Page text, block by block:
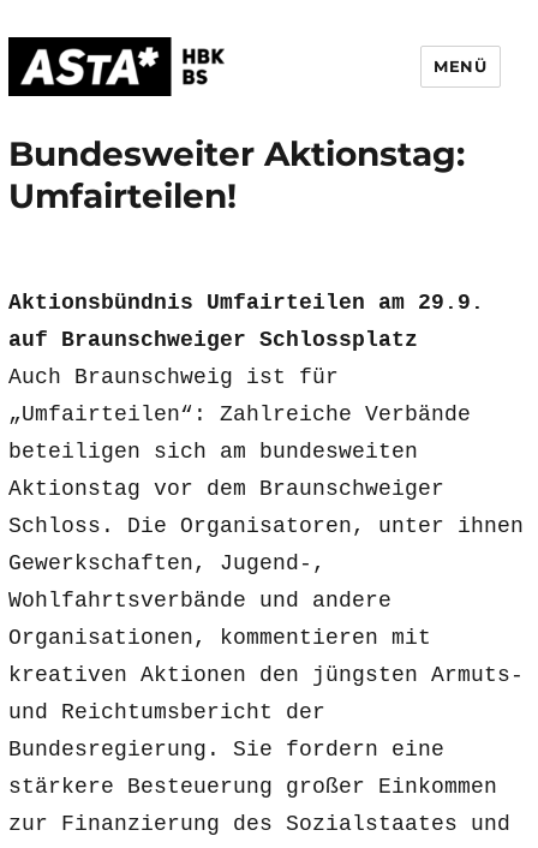
MENÜ
Bundesweiter Aktionstag:
Umfairteilen!
Aktionsbündnis Umfairteilen am 29.9.
auf Braunschweiger Schlossplatz
Auch Braunschweig ist für
„Umfairteilen“: Zahlreiche Verbände
beteiligen sich am bundesweiten
Aktionstag vor dem Braunschweiger
Schloss. Die Organisatoren, unter ihnen
Gewerkschaften, Jugend-,
Wohlfahrtsverbände und andere
Organisationen, kommentieren mit
kreativen Aktionen den jüngsten Armuts-
und Reichtumsbericht der
Bundesregierung. Sie fordern eine
stärkere Besteuerung großer Einkommen
zur Finanzierung des Sozialstaates und